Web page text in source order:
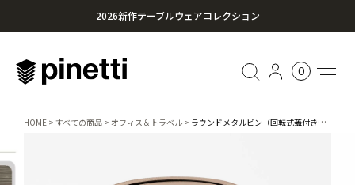
2026新作テーブルウェアコレクション
¥20,000円以上のお買い上げで送料無料
0
HOME すべての商品 オフィス＆トラベル ラウンドメタルビン（回転式蓋付き）/ 328